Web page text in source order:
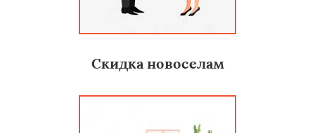
Скидка новоселам